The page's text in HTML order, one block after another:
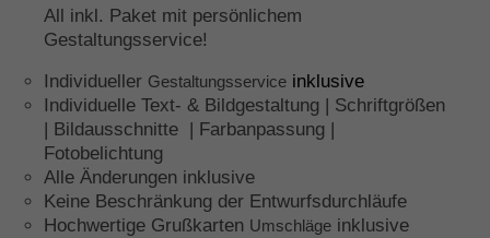
All inkl. Paket mit persönlichem
Gestaltungsservice!
Individueller Gestaltungsservice inklusive
Individuelle Text- & Bildgestaltung | Schriftgrößen
| Bildausschnitte | Farbanpassung |
Fotobelichtung
Alle Änderungen inklusive
Keine Beschränkung der Entwurfsdurchläufe
Hochwertige Grußkarten Umschläge inklusive